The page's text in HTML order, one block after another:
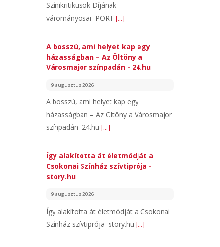
Színikritikusok Díjának
várományosai PORT [...]
A bosszú, ami helyet kap egy
házasságban – Az Öltöny a
Városmajor színpadán - 24.hu
9 augusztus 2026
A bosszú, ami helyet kap egy
házasságban – Az Öltöny a Városmajor
színpadán 24.hu [...]
Így alakította át életmódját a
Csokonai Színház szívtiprója -
story.hu
9 augusztus 2026
Így alakította át életmódját a Csokonai
Színház szívtiprója story.hu [...]